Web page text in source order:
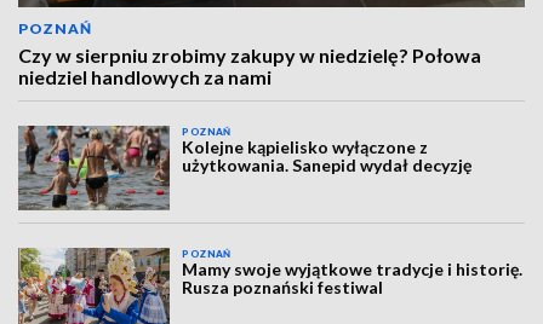
POZNAŃ
Czy w sierpniu zrobimy zakupy w niedzielę? Połowa
niedziel handlowych za nami
POZNAŃ
Kolejne kąpielisko wyłączone z
użytkowania. Sanepid wydał decyzję
POZNAŃ
Mamy swoje wyjątkowe tradycje i historię.
Rusza poznański festiwal